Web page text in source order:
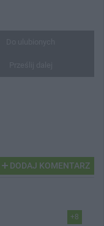
DODAJ KOMENTARZ
+8